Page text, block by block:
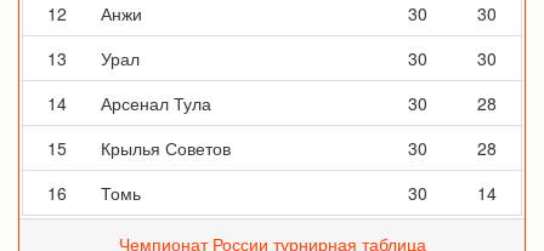
12
Анжи 30
30
13
Урал 30
30
14
Арсенал Тула 30
28
15
Крылья Советов 30
28
16
Томь 30 14
Чемпионат России турнирная таблица